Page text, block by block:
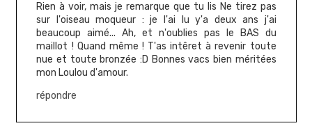
Rien à voir, mais je remarque que tu lis Ne tirez pas
sur l'oiseau moqueur : je l'ai lu y'a deux ans j'ai
beaucoup aimé... Ah, et n'oublies pas le BAS du
maillot ! Quand même ! T'as intêret à revenir toute
nue et toute bronzée :D Bonnes vacs bien méritées
mon Loulou d'amour.
répondre